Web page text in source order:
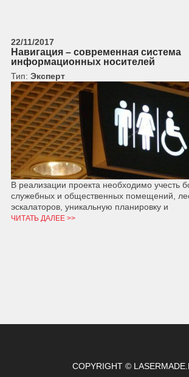
22/11/2017
Навигация – современная система
информационных носителей
Тип: Эксперт
В реализации проекта необходимо учесть
служебных и общественных помещений,
эскалаторов, уникальную планировку и
ЧИТАТЬ ДАЛЕЕ >>
COPYRIGHT ©